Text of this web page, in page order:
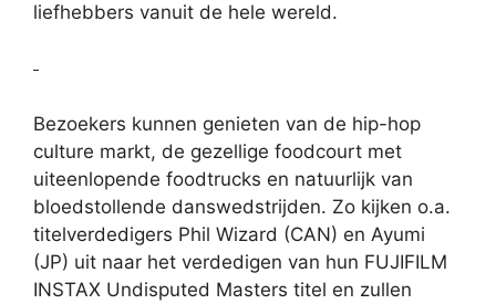
liefhebbers vanuit de hele wereld.
Bezoekers kunnen genieten van de hip-hop
culture markt, de gezellige foodcourt met
uiteenlopende foodtrucks en natuurlijk van
bloedstollende danswedstrijden. Zo kijken o.a.
titelverdedigers Phil Wizard (CAN) en Ayumi
(JP) uit naar het verdedigen van hun FUJIFILM
INSTAX Undisputed Masters titel en zullen